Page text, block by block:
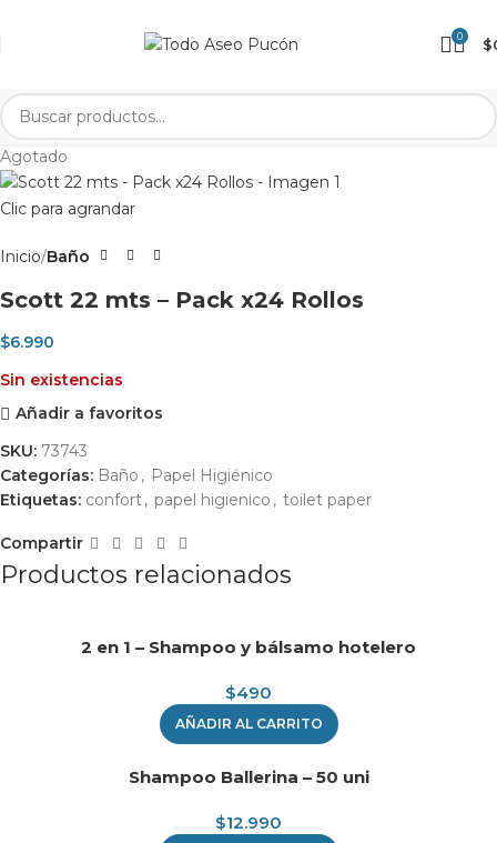
0 $
Agotado
Clic para agrandar
Inicio Baño
Scott 22 mts – Pack x24 Rollos
$6.990
Sin existencias
Añadir a favoritos
SKU: 73743
Categorías: Baño , Papel Higiénico
Etiquetas: confort, papel higienico , toilet paper
Compartir
Productos relacionados
2 en 1 – Shampoo y bálsamo hotelero
$490
AÑADIR AL CARRITO
Shampoo Ballerina – 50 uni
$12.990